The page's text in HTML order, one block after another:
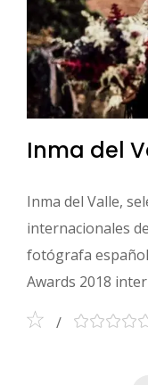
Inma del
Inma del Valle,
internacionales
fotógrafa
Awards 2018